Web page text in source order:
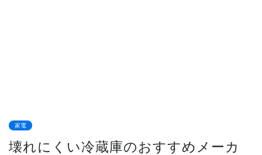
家電
壊れにくい冷蔵庫のおすすめメーカ